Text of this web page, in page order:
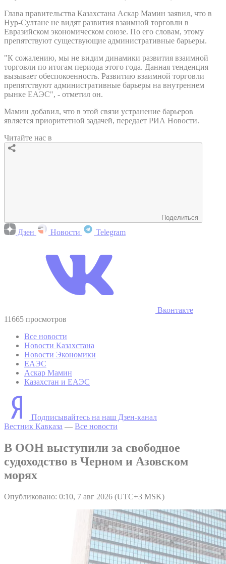
Глава правительства Казахстана Аскар Мамин заявил, что в
Нур-Султане не видят развития взаимной торговли в
Евразийском экономическом союзе. По его словам, этому
препятствуют существующие административные барьеры.
"К сожалению, мы не видим динамики развития взаимной
торговли по итогам периода этого года. Данная тенденция
вызывает обеспокоенность. Развитию взаимной торговли
препятствуют административные барьеры на внутреннем
рынке ЕАЭС", - отметил он.
Мамин добавил, что в этой связи устранение барьеров
является приоритетной задачей, передает РИА Новости.
Читайте нас в
Поделиться
Дзен Новости Telegram
Вконтакте
11665 просмотров
Все новости
Новости Казахстана
Новости Экономики
ЕАЭС
Аскар Мамин
Казахстан и ЕАЭС
Подписывайтесь на наш Дзен-канал
Вестник Кавказа — Все новости
В ООН выступили за свободное
судоходство в Черном и Азовском
морях
Опубликовано: 0:10, 7 авг 2026 (UTC+3 MSK)